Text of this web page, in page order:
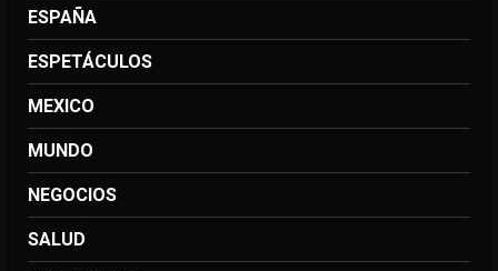
ESPAÑA
ESPETÁCULOS
MEXICO
MUNDO
NEGOCIOS
SALUD